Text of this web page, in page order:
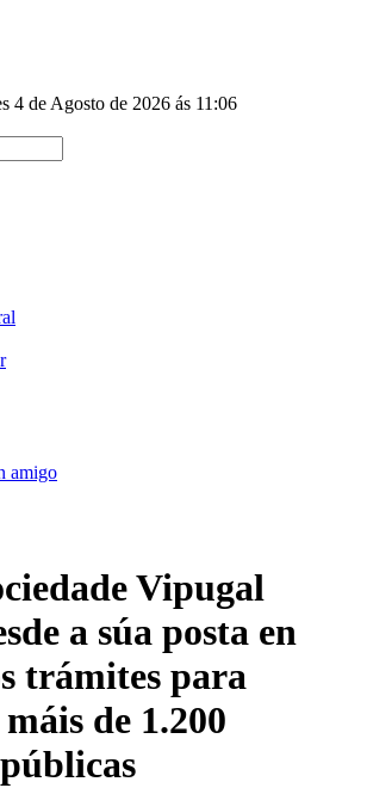
4 de Agosto de 2026 ás 11:06
amigo
Vipugal
a súa posta en
trámites para
de 1.200